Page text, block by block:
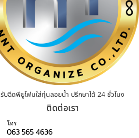
รับฉีดพียูโฟมใส่ทุ่นลอยน้ำ ปรึกษาได้ 24 ชั่วโมง
ติดต่อเรา
โทร
063 565 4636